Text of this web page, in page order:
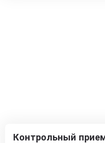
Контрольный